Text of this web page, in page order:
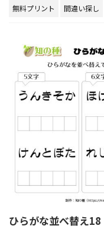
無料プリント 間違い探し
ひらがな並べ替え